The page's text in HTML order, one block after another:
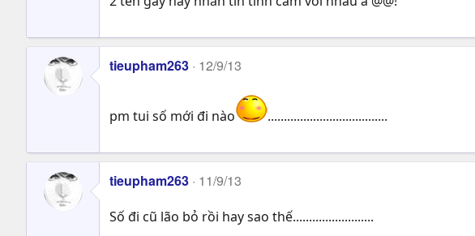
tieupham263 12/9/13
pm tui số mới đi nào .....................................
tieupham263 11/9/13
Số đi cũ lão bỏ rồi hay sao thế.........................